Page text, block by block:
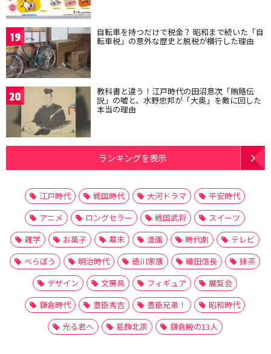
19 自転車を持つだけで税金？ 昭和まで続いた「自
転車税」の意外な歴史と脱税が横行した理由
20 教科書と違う！江戸時代の田沼意次「賄賂伝
説」の嘘と、水野忠邦が「大奥」を敵に回した
本当の理由
ランキングを表示
江戸時代 戦国時代 大河ドラマ
平安時代
アニメ
ロングセラー 戦国武将
スイーツ
雑学
お菓子 幕末 漫画 時代劇
テレビ
べらぼう
明治時代 徳川家康 織田信長
抹茶
デザイン
文房具 フィギュア
展覧会
鎌倉時代
豊臣秀吉 豊臣兄弟！
昭和時代
光る君へ
葛飾北斎 鎌倉殿の13人